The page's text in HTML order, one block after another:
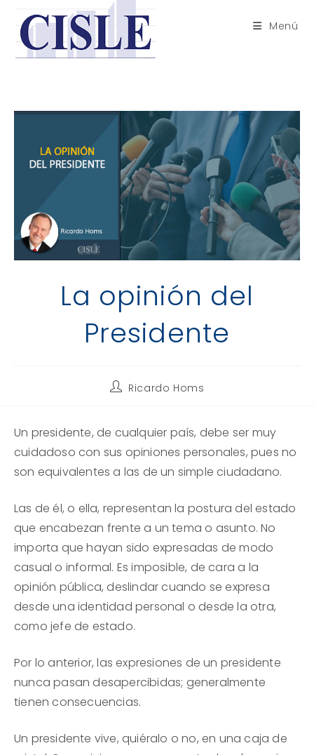
contenido
Menú
La opinión del
Presidente
Autor
entrada:
Ricardo Homs
Un presidente, de cualquier país, debe ser muy
cuidadoso con sus opiniones personales, pues no
son equivalentes a las de un simple ciudadano.
Las de él, o ella, representan la postura del estado
que encabezan frente a un tema o asunto. No
importa que hayan sido expresadas de modo
casual o informal. Es imposible, de cara a la
opinión pública, deslindar cuando se expresa
desde una identidad personal o desde la otra,
como jefe de estado.
Por lo anterior, las expresiones de un presidente
nunca pasan desapercibidas; generalmente
tienen consecuencias.
Un presidente vive, quiéralo o no, en una caja de